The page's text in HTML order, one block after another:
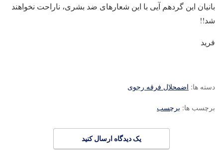
بانیان این گردهم آیی با این شعارهای ضد بشری، ناراحت نخواهند
شد!!
فرید
دسته ها: اضمحلال فرقه رجوی
برچسب ها: برچسب
یک دیدگاه ارسال کنید